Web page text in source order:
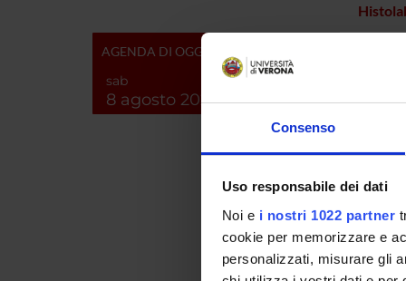
Consenso
Uso responsabile dei dati
Noi e i nostri 1022 partner
cookie per memorizzare e
personalizzati, misurare gli
AGENDA DI OGGI
sab
8 agosto 2026
LAPS